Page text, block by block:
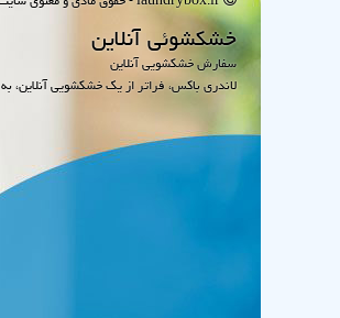
خشكشوئی آنلاین
سفارش خشکشویی آنلاین
لاندری باکس، فراتر از یک خشکشویی